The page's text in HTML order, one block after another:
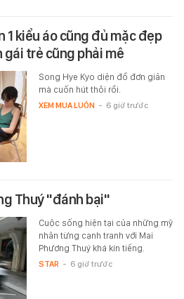
1 kiểu áo cũng đủ mặc đẹp
gái trẻ cũng phải mê
Song Hye Kyo diện đồ đơn giản
mà cuốn hút thôi rồi.
XEM MUA LUÔN - 6 giờ trước
Thuý "đánh bại"
Cuộc sống hiện tại của những mỹ
nhân từng cạnh tranh với Mai
Phương Thuý khá kín tiếng.
STAR - 6 giờ trước